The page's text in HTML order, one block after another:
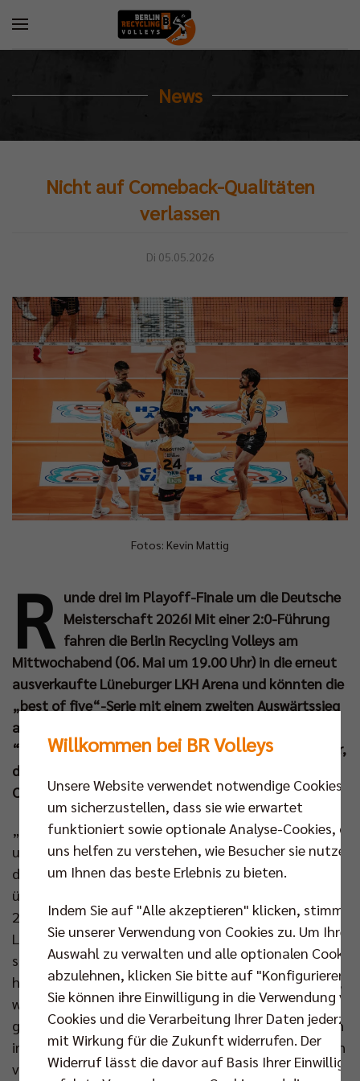
News
Nicht auf Comeback-Qualitäten
verlassen
Di 05.05.2026
Fotos: Kevin Mattig
R unde drei im Playoff-Finale um die Deutsche
Meisterschaft 2026! Mit einer 2:0-Führung
fahren die Berlin Recycling Volleys am
Mittwochabend (06. Mai um 19.00 Uhr) in die erneut
ausverkaufte Lüneburger LKH Arena und könnten die
„best of five“-Serie mit einem zweiten Auswärtssieg
auf direktem Wege entscheiden. Vor dem
“Matchballspiel“ herrscht Einigkeit im Berliner Lager,
dass man sich kein zweites Mal auf die eigenen
Comeback-Qualitäten verlassen darf.
„Die mentale Situation ist sicherlich sehr
unterschiedlich“, stellt Markus Steuerwald vor dem
dritten Finale um die Deutsche Meisterschaft wenig
überraschend fest und führt weiter aus: „Wir führen
2:0 und schweben ein bisschen auf der Welle.
Lüneburg ist 0:2 hinten und fragt sich vielleicht, wie
sie das Spiel in Berlin eigentlich verloren haben. Das
hätte natürlich auch ganz anders ausgehen können,
weil Lüneburg in jedem Satz am Drücker war.“ Nach
gutem Start der Gäste lagen die Niedersachsen auch
in den Durchgängen zwei, drei und vier aussichtsreich
vorn, doch den BR Volleys gelangen umjubelte
Willkommen bei BR Volleys
Unsere Website verwendet notwendige Cookies,
um sicherzustellen, dass sie wie erwartet
funktioniert sowie optionale Analyse-Cookies, die
uns helfen zu verstehen, wie Besucher sie nutzen,
um Ihnen das beste Erlebnis zu bieten.
Indem Sie auf "Alle akzeptieren" klicken, stimmen
Sie unserer Verwendung von Cookies zu. Um Ihre
Auswahl zu verwalten und alle optionalen Cookies
abzulehnen, klicken Sie bitte auf "Konfigurieren".
Sie können ihre Einwilligung in die Verwendung
Cookies und die Verarbeitung Ihrer Daten
mit Wirkung für die Zukunft widerrufen. Der
Widerruf lässt die davor auf Basis Ihrer